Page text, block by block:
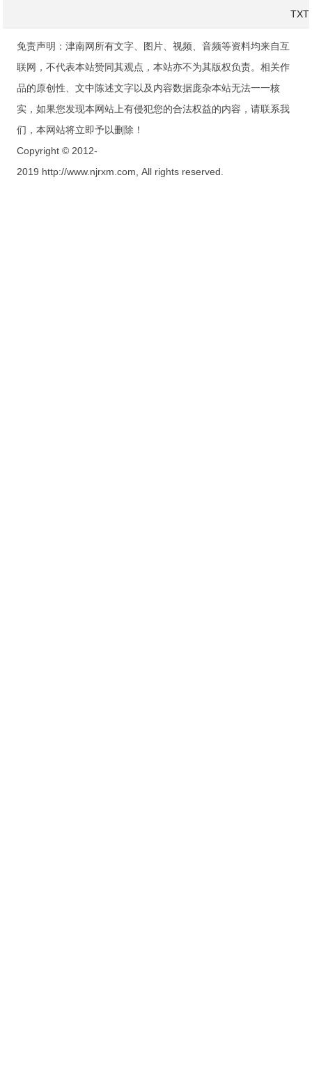
TXT
免责声明：津南网所有文字、图片、视频、音频等资料均来自互
联网，不代表本站赞同其观点，本站亦不为其版权负责。相关作
品的原创性、文中陈述文字以及内容数据庞杂本站无法一一核
实，如果您发现本网站上有侵犯您的合法权益的内容，请联系我
们，本网站将立即予以删除！
Copyright © 2012-
2019 http://www.njrxm.com, All rights reserved.